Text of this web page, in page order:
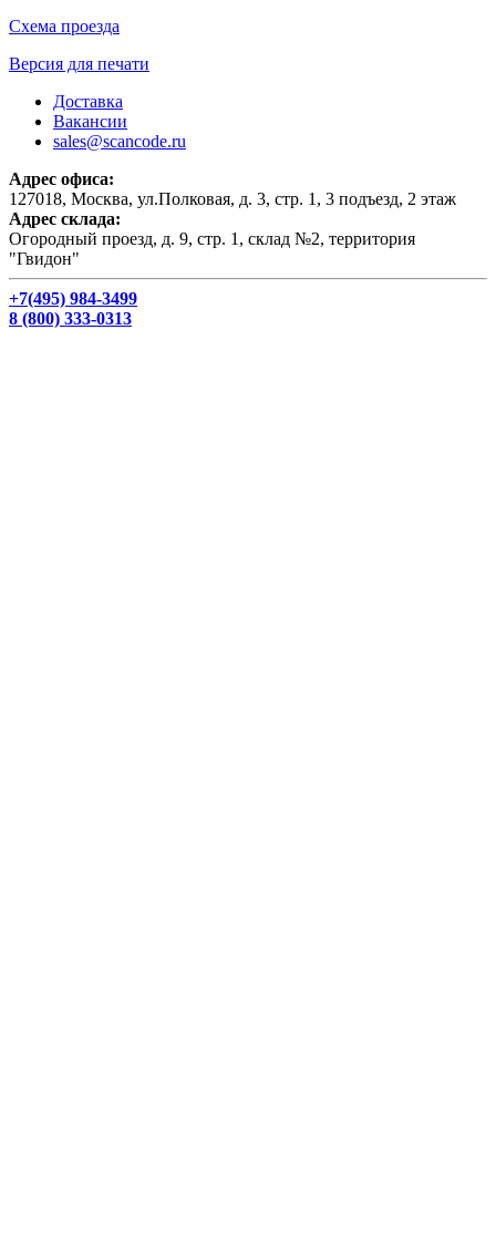
Схема проезда
Версия для печати
Доставка
Вакансии
sales@scancode.ru
Адрес офиса:
127018, Москва, ул.Полковая, д. 3, стр. 1, 3 подъезд, 2 этаж
Адрес склада:
Огородный проезд, д. 9, стр. 1, склад №2, территория
"Гвидон"
+7(495) 984-3499
8 (800) 333-0313